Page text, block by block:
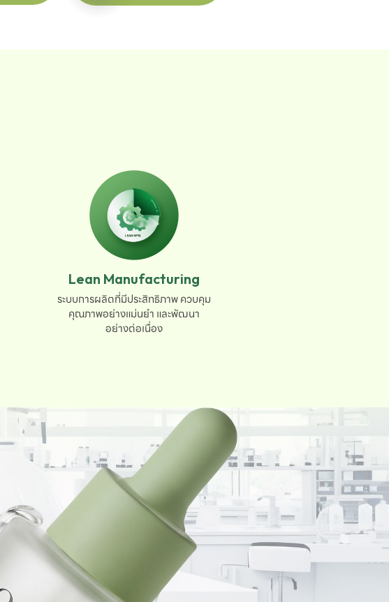
Lean Manufacturing
ระบบการผลิตที่มีประสิทธิภาพ ควบคุม
คุณภาพอย่างแม่นยำ และพัฒนา
อย่างต่อเนื่อง